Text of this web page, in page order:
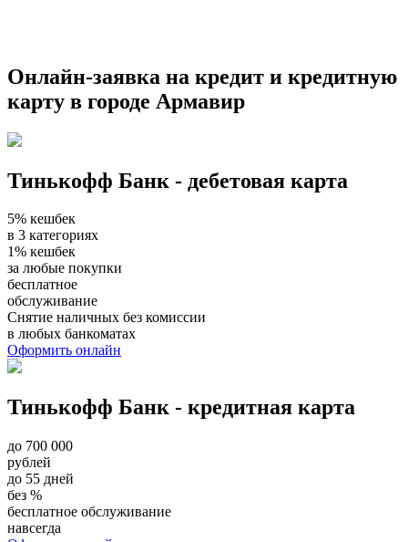
Онлайн-заявка на кредит и кредитную
карту в городе Армавир
Тинькофф Банк - дебетовая карта
5% кешбек
в 3 категориях
1% кешбек
за любые покупки
бесплатное
обслуживание
Снятие наличных без комиссии
в любых банкоматах
Оформить онлайн
Тинькофф Банк - кредитная карта
до 700 000
рублей
до 55 дней
без %
бесплатное обслуживание
навсегда